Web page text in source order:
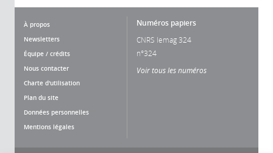
À propos
Newsletters
Équipe / crédits
Nous contacter
Charte d'utilisation
Plan du site
Données personnelles
Mentions légales
Numéros papiers
CNRS lemag 324
n°324
Voir tous les numéros